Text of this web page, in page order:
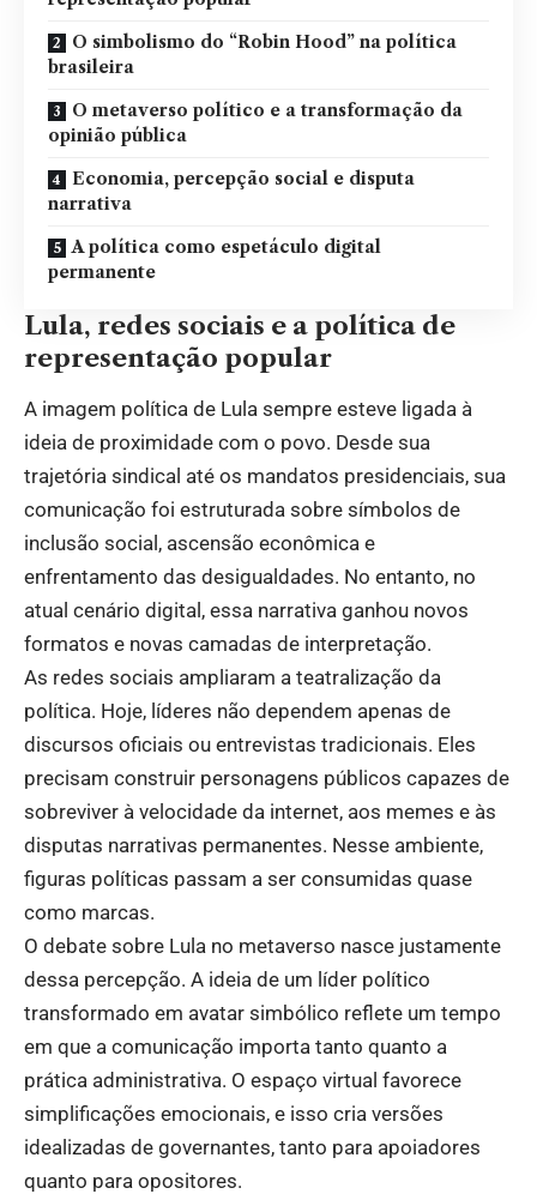
O simbolismo do “Robin Hood” na política
brasileira
O metaverso político e a transformação da
opinião pública
Economia, percepção social e disputa
narrativa
A política como espetáculo digital
permanente
Lula, redes sociais e a política de
representação popular
A imagem política de Lula sempre esteve ligada à
ideia de proximidade com o povo. Desde sua
trajetória sindical até os mandatos presidenciais, sua
comunicação foi estruturada sobre símbolos de
inclusão social, ascensão econômica e
enfrentamento das desigualdades. No entanto, no
atual cenário digital, essa narrativa ganhou novos
formatos e novas camadas de interpretação.
As redes sociais ampliaram a teatralização da
política. Hoje, líderes não dependem apenas de
discursos oficiais ou entrevistas tradicionais. Eles
precisam construir personagens públicos capazes de
sobreviver à velocidade da internet, aos memes e às
disputas narrativas permanentes. Nesse ambiente,
figuras políticas passam a ser consumidas quase
como marcas.
O debate sobre Lula no metaverso nasce justamente
dessa percepção. A ideia de um líder político
transformado em avatar simbólico reflete um tempo
em que a comunicação importa tanto quanto a
prática administrativa. O espaço virtual favorece
simplificações emocionais, e isso cria versões
idealizadas de governantes, tanto para apoiadores
quanto para opositores.